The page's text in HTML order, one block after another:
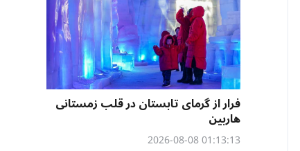
فرار از گرمای تابستان در قلب زمستانی
هاربین
01:13:13 2026-08-08